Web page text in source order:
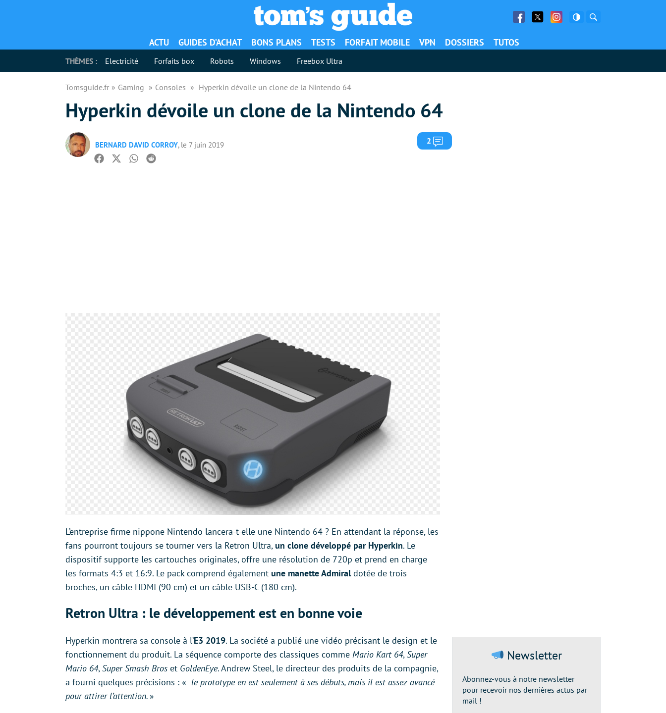
Facebook
Twitter Facebook
ACTU GUIDES D’ACHAT BONS PLANS TESTS FORFAIT MOBILE VPN DOSSIERS TUTOS
THÈMES : Electricité Forfaits box Robots Windows Freebox Ultra
Tomsguide.fr Gaming Consoles Hyperkin dévoile un clone de la Nintendo 64
Hyperkin dévoile un clone de la Nintendo 64
BERNARD DAVID CORROY, le 7 juin 2019 2 Commentaires
Facebook
TwitterWhatsapp
Reddit
L’entreprise firme nippone Nintendo lancera-t-elle une Nintendo 64 ? En attendant la réponse, les
fans pourront toujours se tourner vers la Retron Ultra, un clone développé par Hyperkin. Le
dispositif supporte les cartouches originales, offre une résolution de 720p et prend en charge
les formats 4:3 et 16:9. Le pack comprend également une manette Admiraldotée de trois
broches, un câble HDMI (90 cm) et un câble USB-C (180 cm).
Retron Ultra : le développement est en bonne voie
Hyperkin montrera sa console à l’E3 2019. La société a publié une vidéo précisant le design et le
fonctionnement du produit. La séquence comporte des classiques comme Mario Kart 64,Super
Mario 64,Super Smash Bros et GoldenEye. Andrew Steel, le directeur des produits de la compagnie,
a fourni quelques précisions : « le prototype en est seulement à ses débuts, mais il est assez avancé
pour attirer l’attention. »
Newsletter
Abonnez-vous à notre newsletter
pour recevoir nos dernières actus par
mail !